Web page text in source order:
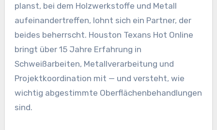
planst, bei dem Holzwerkstoffe und Metall
aufeinandertreffen, lohnt sich ein Partner, der
beides beherrscht. Houston Texans Hot Online
bringt über 15 Jahre Erfahrung in
Schweißarbeiten, Metallverarbeitung und
Projektkoordination mit — und versteht, wie
wichtig abgestimmte Oberflächenbehandlungen
sind.